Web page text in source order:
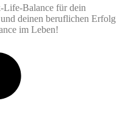
Life-Balance für dein
deinen beruflichen Erfolg
im Leben!